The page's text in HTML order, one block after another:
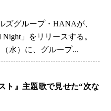
ズグループ・HANAが、
」をリリースする。
（水）に、グループ...
ト』主題歌で見せた“次な